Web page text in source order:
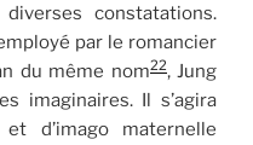
constatations.
par le romancier
du même nom22, Jung
imaginaires. Il s’agira
d’imago maternelle